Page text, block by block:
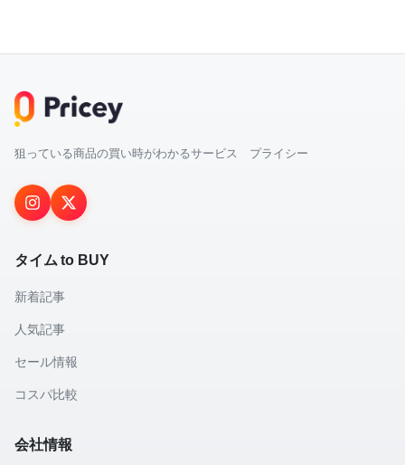
狙っている商品の買い時がわかるサービス プライシー
タイム to BUY
新着記事
人気記事
セール情報
コスパ比較
会社情報